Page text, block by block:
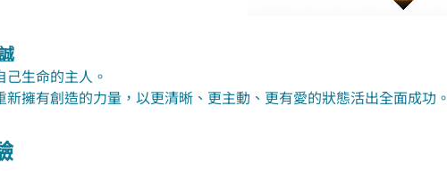
生命的主人。
擁有創造的力量，以更清晰、更主動、更有愛的狀態活出全面成功。